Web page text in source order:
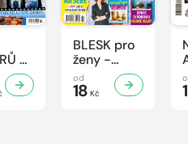
-
BLESK pro
ženy -
32/2026
od
18 Kč